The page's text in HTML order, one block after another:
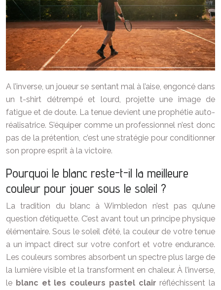
A l’inverse, un joueur se sentant mal à l’aise, engoncé dans
un t-shirt détrempé et lourd, projette une image de
fatigue et de doute. La tenue devient une prophétie auto-
réalisatrice. S’équiper comme un professionnel n’est donc
pas de la prétention, c’est une stratégie pour conditionner
son propre esprit à la victoire.
Pourquoi le blanc reste-t-il la meilleure
couleur pour jouer sous le soleil ?
La tradition du blanc à Wimbledon n’est pas qu’une
question d’étiquette. C’est avant tout un principe physique
élémentaire. Sous le soleil d’été, la couleur de votre tenue
a un impact direct sur votre confort et votre endurance.
Les couleurs sombres absorbent un spectre plus large de
la lumière visible et la transforment en chaleur. À l’inverse,
le blanc et les couleurs pastel clair réfléchissent la